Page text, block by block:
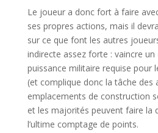
Le joueur a donc fort à faire
ses propres actions, mais il
sur ce que font les autres
indirecte assez forte : vaincre
puissance militaire requise pour
(et complique donc la tâche des
emplacements de construction
et les majorités peuvent faire la
l’ultime comptage de points.